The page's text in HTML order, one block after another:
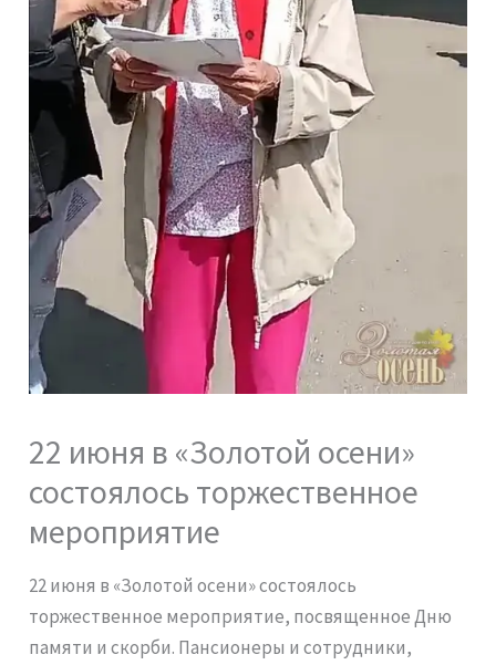
22 июня в «Золотой осени»
состоялось торжественное
мероприятие
22 июня в «Золотой осени» состоялось
торжественное мероприятие, посвященное Дню
памяти и скорби. Пансионеры и сотрудники,